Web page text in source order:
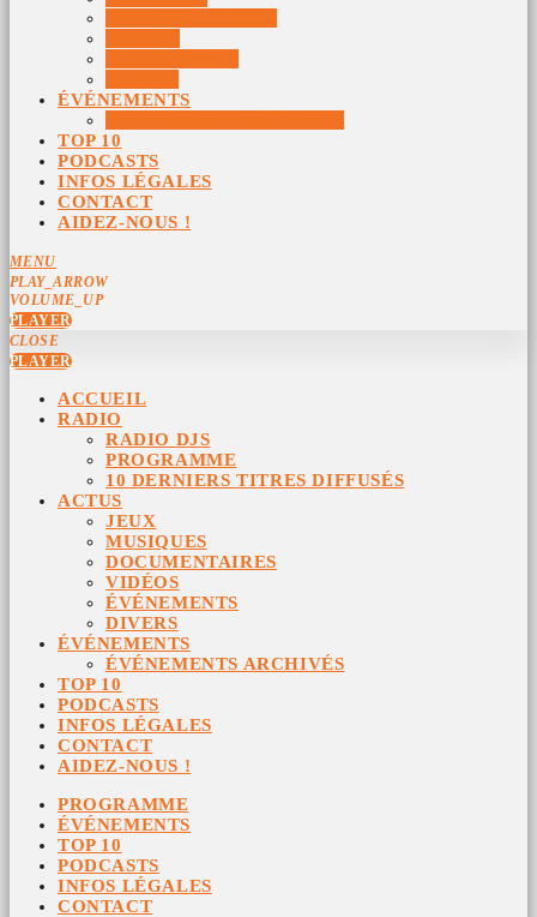
ÉVÉNEMENTS
TOP 10
PODCASTS
INFOS LÉGALES
CONTACT
AIDEZ-NOUS !
MENU
PLAY_ARROW
VOLUME_UP
PLAYER
CLOSE
PLAYER
ACCUEIL
RADIO
RADIO DJS
PROGRAMME
10 DERNIERS TITRES DIFFUSÉS
ACTUS
JEUX
MUSIQUES
DOCUMENTAIRES
VIDÉOS
ÉVÉNEMENTS
DIVERS
ÉVÉNEMENTS
ÉVÉNEMENTS ARCHIVÉS
TOP 10
PODCASTS
INFOS LÉGALES
CONTACT
AIDEZ-NOUS !
PROGRAMME
ÉVÉNEMENTS
TOP 10
PODCASTS
INFOS LÉGALES
CONTACT